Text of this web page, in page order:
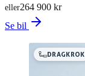
264 900 kr
eller
Se bil
DRAGKROK